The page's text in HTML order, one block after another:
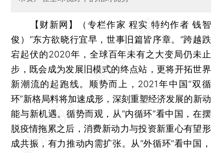
【财新网】（专栏作家 程实 特约作者 钱智
俊） “东方欲晓行宜早，世事旧篇皆序章。”跨越跌
宕起伏的2020年，全球百年未有之大变局仍未止
步，既会成为发展旧模式的终点站，更将开拓世界
新潮流的起跑线。顺势而上，2021年中国“双循
环”新格局料将加速成形，深刻重塑经济发展的新动
能与新机遇。循势而观，从“内循环”看中国，在摆
脱疫情拖累之后，消费新动力与投资新重心有望形
成共振，有力推动内需扩张。从“外循环”看中国，